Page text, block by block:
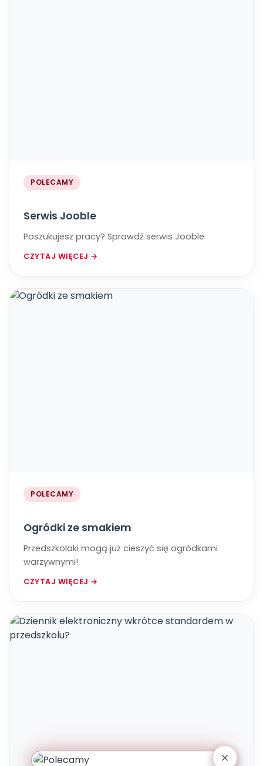
POLECAMY
​​​​​​​Serwis Jooble
Poszukujesz pracy? ​​​​​​​Sprawdź serwis Jooble
CZYTAJ WIĘCEJ →
POLECAMY
Ogródki ze smakiem
Przedszkolaki mogą już cieszyć się ogródkami
warzywnymi!
CZYTAJ WIĘCEJ →